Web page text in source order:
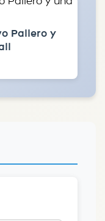
Pallero y